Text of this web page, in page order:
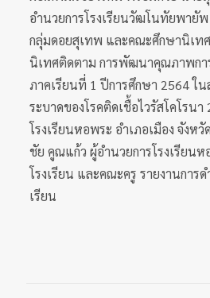
อำนวยการโรงเรียนวัฒโนทัยพายั
กลุ่มดอยสุเทพ และคณะศึกษานิเท
นิเทศติดตาม การพัฒนาคุณภาพกา
ภาคเรียนที่ 1 ปีการศึกษา 2564 ใ
ระบาดของโรคติดเชื้อไวรัสโคโรน
โรงเรียนหอพระ อำเภอเมือง จังห
ชัย คูณแก้ว ผู้อำนวยการโรงเรียนห
โรงเรียน และคณะครู รายงานการ
เรียน